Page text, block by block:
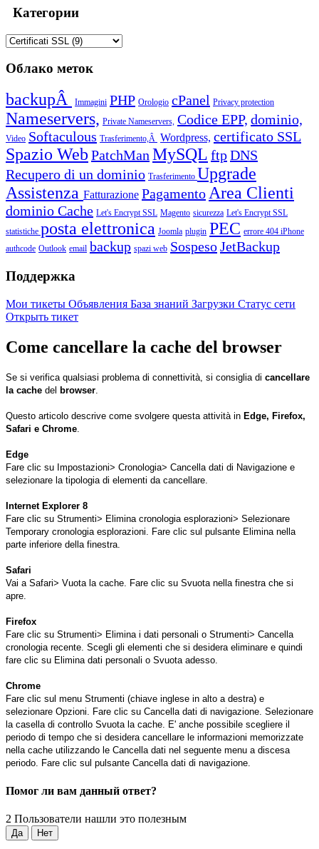
Категории
Облако меток
backupÂ Immagini PHP Orologio cPanel Privacy protection
Nameservers, Private Nameservers, Codice EPP, dominio,
Video Softaculous Trasferimento,Â Wordpress, certificato SSL
Spazio Web PatchMan MySQL ftpDNS
Recupero di un dominio Trasferimento Upgrade
Assistenza Fatturazione Pagamento Area Clienti
dominio Cache Let's Encrypt SSL Magento sicurezza Let's Encrypt SSL
statistiche posta elettronica Joomla plugin PEC errore 404 iPhone
authcode Outlook email backup spazi web SospesoJetBackup
Поддержка
Мои тикеты Объявления База знаний Загрузки Статус сети
Открыть тикет
Come cancellare la cache del browser
Se si verifica qualsiasi problema di connettività, si consiglia di cancellare
la cache del browser.
Questo articolo descrive come svolgere questa attività in Edge, Firefox,
Safari e Chrome.
Edge
Fare clic su Impostazioni> Cronologia> Cancella dati di Navigazione e
selezionare la tipologia di elementi da cancellare.
Internet Explorer 8
Fare clic su Strumenti> Elimina cronologia esplorazioni> Selezionare
Temporary cronologia esplorazioni. Fare clic sul pulsante Elimina nella
parte inferiore della finestra.
Safari
Vai a Safari> Vuota la cache. Fare clic su Svuota nella finestra che si
apre.
Firefox
Fare clic su Strumenti> Elimina i dati personali o Strumenti> Cancella
cronologia recente. Scegli gli elementi che si desidera eliminare e quindi
fare clic su Elimina dati personali o Svuota adesso.
Chrome
Fare clic sul menu Strumenti (chiave inglese in alto a destra) e
selezionare Opzioni. Fare clic su Cancella dati di navigazione. Selezionare
la casella di controllo Svuota la cache. E' anche possibile scegliere il
periodo di tempo che si desidera cancellare le informazioni memorizzate
nella cache utilizzando le Cancella dati nel seguente menu a discesa
periodo. Fare clic sul pulsante Cancella dati di navigazione.
Помог ли вам данный ответ?
2 Пользователи нашли это полезным
Да Нет